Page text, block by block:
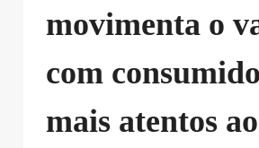
movimenta o
com
mais atentos